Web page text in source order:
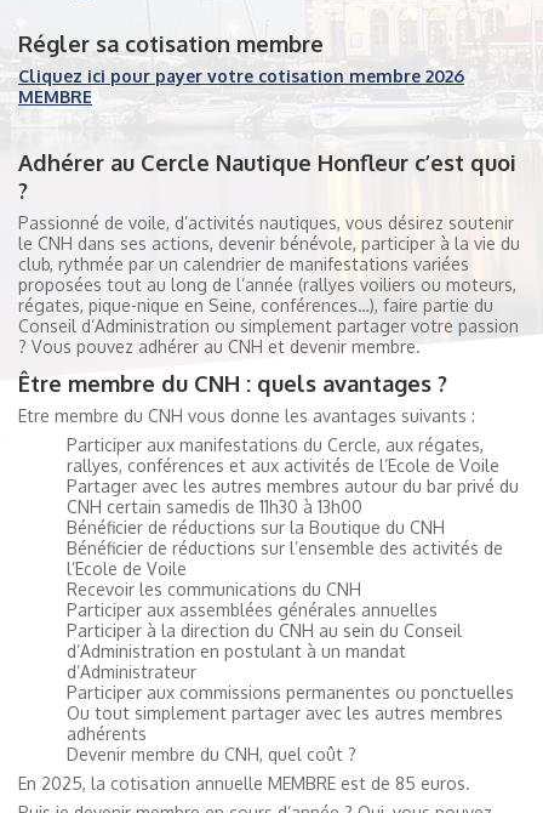
Régler sa cotisation membre
Cliquez ici pour payer votre cotisation membre 2026
MEMBRE
Adhérer au Cercle Nautique Honfleur c’est quoi
?
Passionné de voile, d’activités nautiques, vous désirez soutenir
le CNH dans ses actions, devenir bénévole, participer à la vie du
club, rythmée par un calendrier de manifestations variées
proposées tout au long de l’année (rallyes voiliers ou moteurs,
régates, pique-nique en Seine, conférences…), faire partie du
Conseil d’Administration ou simplement partager votre passion
? Vous pouvez adhérer au CNH et devenir membre.
Être membre du CNH : quels avantages ?
Etre membre du CNH vous donne les avantages suivants :
Participer aux manifestations du Cercle, aux régates,
rallyes, conférences et aux activités de l’Ecole de Voile
Partager avec les autres membres autour du bar privé du
CNH certain samedis de 11h30 à 13h00
Bénéficier de réductions sur la Boutique du CNH
Bénéficier de réductions sur l’ensemble des activités de
l’Ecole de Voile
Recevoir les communications du CNH
Participer aux assemblées générales annuelles
Participer à la direction du CNH au sein du Conseil
d’Administration en postulant à un mandat
d’Administrateur
Participer aux commissions permanentes ou ponctuelles
Ou tout simplement partager avec les autres membres
adhérents
Devenir membre du CNH, quel coût ?
En 2025, la cotisation annuelle MEMBRE est de 85 euros.